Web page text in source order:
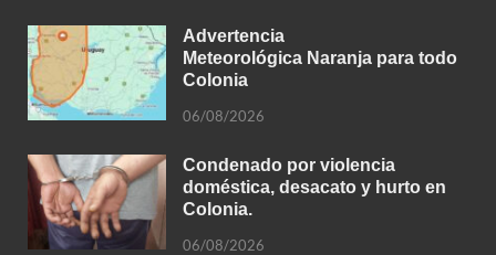
Advertencia
Meteorológica Naranja para todo
Colonia
06/08/2026
Condenado por violencia
doméstica, desacato y hurto en
Colonia.
06/08/2026